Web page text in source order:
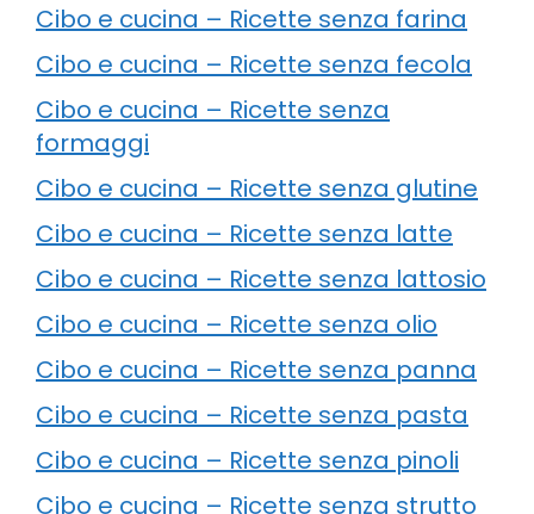
Cibo e cucina – Ricette senza farina
Cibo e cucina – Ricette senza fecola
Cibo e cucina – Ricette senza
formaggi
Cibo e cucina – Ricette senza glutine
Cibo e cucina – Ricette senza latte
Cibo e cucina – Ricette senza lattosio
Cibo e cucina – Ricette senza olio
Cibo e cucina – Ricette senza panna
Cibo e cucina – Ricette senza pasta
Cibo e cucina – Ricette senza pinoli
Cibo e cucina – Ricette senza strutto